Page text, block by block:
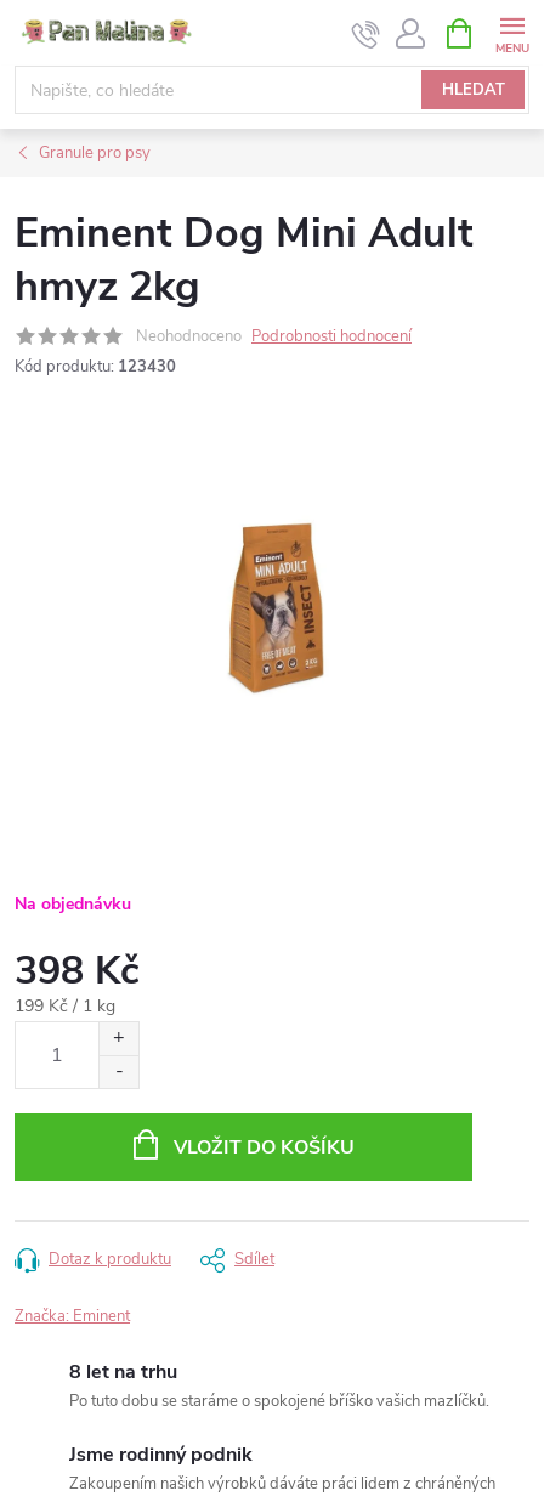
Přejít
obsah
HLEDAT
NÁKUPNÍ
KOŠÍK
Granule pro psy
Eminent Dog Mini Adult
hmyz 2kg
Neohodnoceno Podrobnosti hodnocení
Kód produktu: 123430
Na objednávku
398 Kč
Měrná
199 Kč / 1 kg
VLOŽIT DO KOŠÍKU
Dotaz k produktu Sdílet
Značka: Eminent
8 let na trhu
Po tuto dobu se staráme o spokojené bříško vašich mazlíčků.
Jsme rodinný podnik
Zakoupením našich výrobků dáváte práci lidem z chráněných